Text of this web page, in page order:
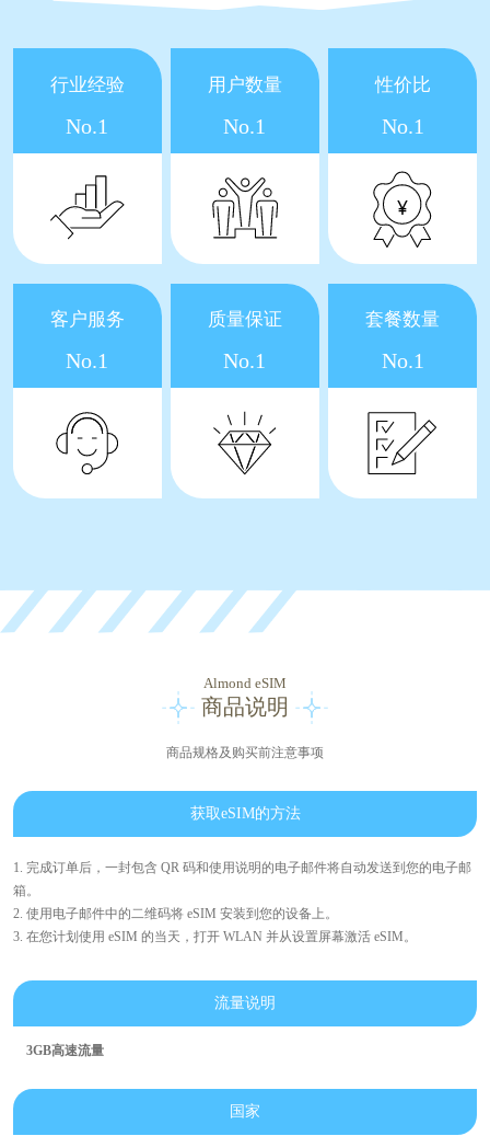
行业经验
No.1
用户数量
No.1
性价比
No.1
客户服务
No.1
质量保证
No.1
套餐数量
No.1
Almond eSIM
商品说明
商品规格及购买前注意事项
获取eSIM的方法
1. 完成订单后，一封包含 QR 码和使用说明的电子邮件将自动发送到您的电子邮
箱。
2. 使用电子邮件中的二维码将 eSIM 安装到您的设备上。
3. 在您计划使用 eSIM 的当天，打开 WLAN 并从设置屏幕激活 eSIM。
流量说明
3GB高速流量
国家